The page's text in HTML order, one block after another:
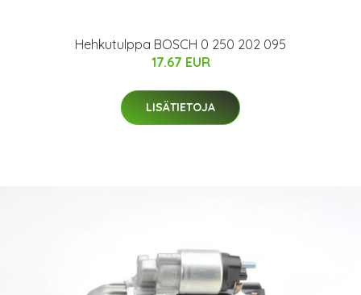
Hehkutulppa BOSCH 0 250 202 095
17.67 EUR
LISÄTIETOJA